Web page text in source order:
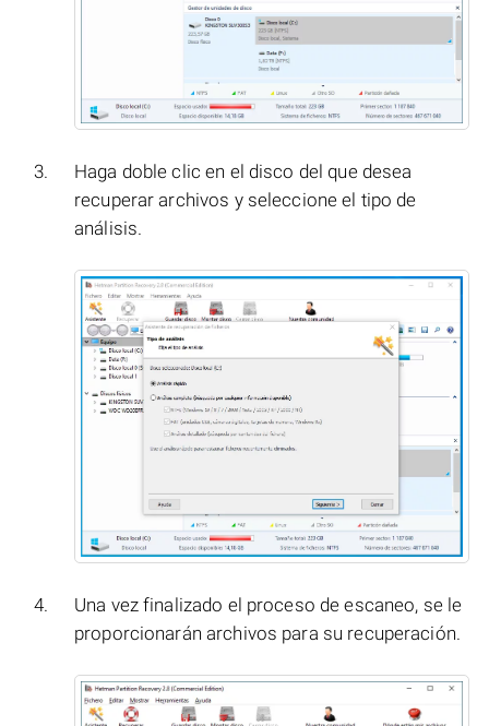
Haga doble clic en el disco del que desea
recuperar archivos y seleccione el tipo de
análisis.
Una vez finalizado el proceso de escaneo, se le
proporcionarán archivos para su recuperación.